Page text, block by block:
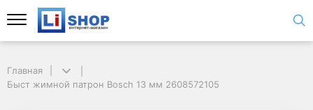
Главная
Быст жимной патрон Bosch 13 мм 2608572105